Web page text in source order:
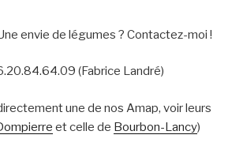
envie de légumes ? Contactez-moi !
(Fabrice Landré)
une de nos Amap, voir leurs
et celle de Bourbon-Lancy)